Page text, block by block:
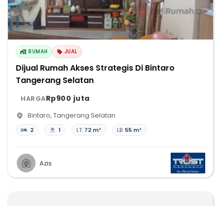
RUMAH JUAL
Dijual Rumah Akses Strategis Di Bintaro
Tangerang Selatan
HARGARp900 juta
Bintaro, Tangerang Selatan
2 1 LT: 72 m² LB: 55 m²
Azis